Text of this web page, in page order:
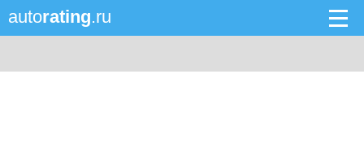
autorating.ru